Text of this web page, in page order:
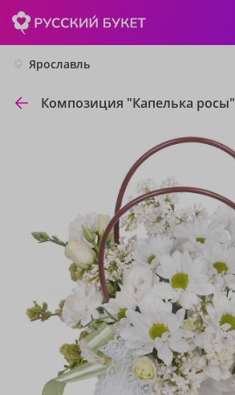
Ярославль
Композиция "Капелька росы"